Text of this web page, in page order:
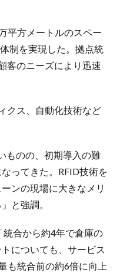
平方メートルのスペー
制を実現した。拠点統
客のニーズにより迅速
クス、自動化技術など
ものの、初期導入の難
ってきた。RFID技術を
ンの現場に大きなメリ
と強調。
合から約4年で倉庫の
についても、サービス
も統合前の約6倍に向上